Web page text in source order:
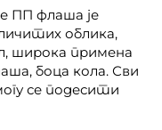
ПП флаша је
облика,
широка примена
боца кола. Сви
се подесити